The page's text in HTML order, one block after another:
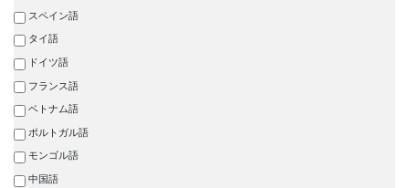
スペイン語
タイ語
ドイツ語
フランス語
ベトナム語
ポルトガル語
モンゴル語
中国語